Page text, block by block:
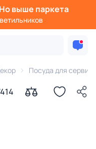
Но выше паркета
Посуда для